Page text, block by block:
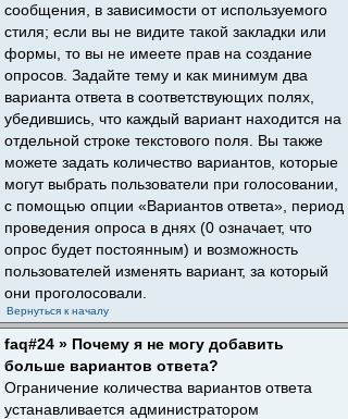
сообщения, в зависимости от используемого
стиля; если вы не видите такой закладки или
формы, то вы не имеете прав на создание
опросов. Задайте тему и как минимум два
варианта ответа в соответствующих полях,
убедившись, что каждый вариант находится на
отдельной строке текстового поля. Вы также
можете задать количество вариантов, которые
могут выбрать пользователи при голосовании,
с помощью опции «Вариантов ответа», период
проведения опроса в днях (0 означает, что
опрос будет постоянным) и возможность
пользователей изменять вариант, за который
они проголосовали.
Вернуться к началу
faq#24 » Почему я не могу добавить
больше вариантов ответа?
Ограничение количества вариантов ответа
устанавливается администратором